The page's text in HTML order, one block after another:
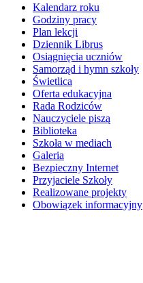
Kalendarz roku
Godziny pracy
Plan lekcji
Dziennik Librus
Osiągnięcia uczniów
Samorząd i hymn szkoły
Świetlica
Oferta edukacyjna
Rada Rodziców
Nauczyciele piszą
Biblioteka
Szkoła w mediach
Galeria
Bezpieczny Internet
Przyjaciele Szkoły
Realizowane projekty
Obowiązek informacyjny